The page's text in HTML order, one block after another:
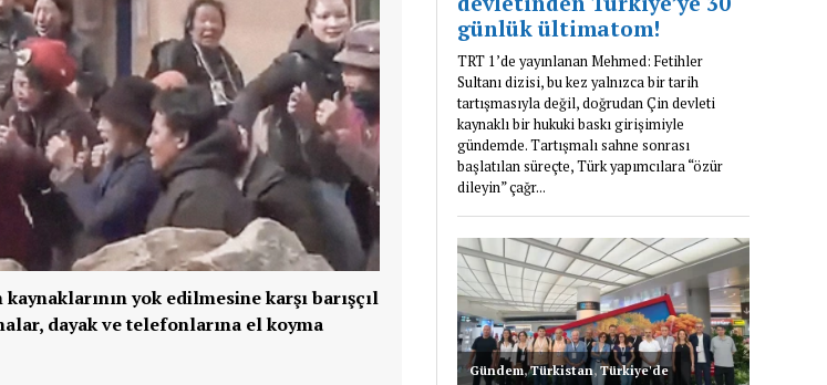
yok edilmesine karşı barışçıl
dayak ve telefonlarına el koyma